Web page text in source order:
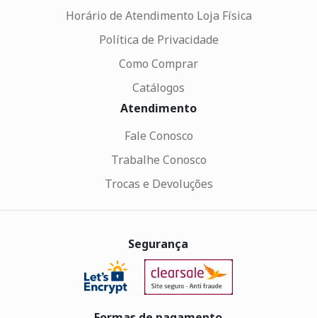
Horário de Atendimento Loja Física
Política de Privacidade
Como Comprar
Catálogos
Atendimento
Fale Conosco
Trabalhe Conosco
Trocas e Devoluções
Segurança